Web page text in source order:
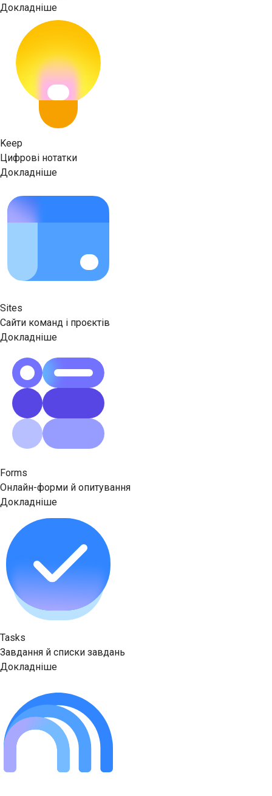
Докладніше
Keep
Цифрові нотатки
Докладніше
Sites
Сайти команд і проєктів
Докладніше
Forms
Онлайн-форми й опитування
Докладніше
Tasks
Завдання й списки завдань
Докладніше